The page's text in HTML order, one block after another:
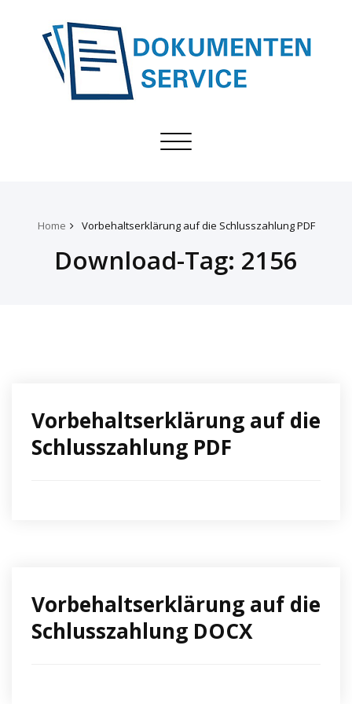
Toggle
Home Vorbehaltserklärung auf die Schlusszahlung PDF
Download-Tag: 2156
Vorbehaltserklärung auf die
Schlusszahlung PDF
Vorbehaltserklärung auf die
Schlusszahlung DOCX